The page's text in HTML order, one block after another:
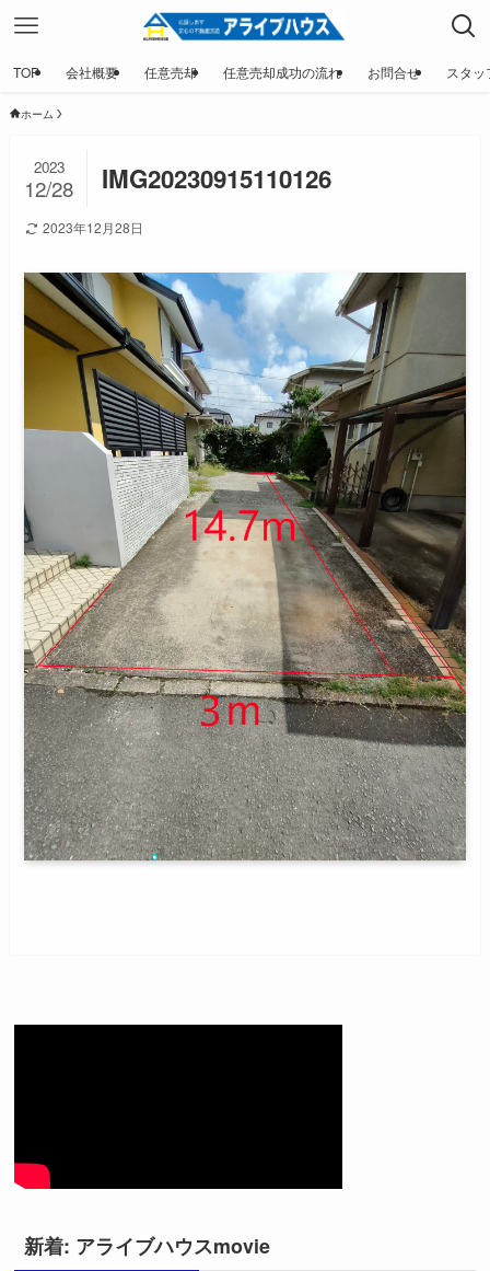
TOP 会社概要 任意売却 任意売却成功の流れ お問合せ スタ
ホーム
IMG20230915110126
2023
12/28
2023年12月28日
新着: アライブハウスmovie